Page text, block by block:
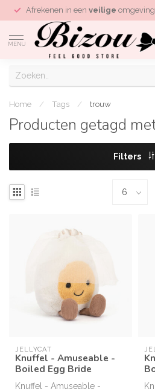
Afrekenen in een veilige omgeving
MENU
Home / Tags / trouw
Producten getagd
Filters
JELLYCAT
Knuffel - Amuseable -
Boiled Egg Bride
Knuffel - Amuseable -